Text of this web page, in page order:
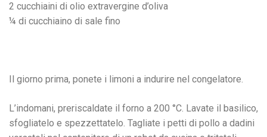
2 cucchiaini di olio extravergine d’oliva
¼ di cucchiaino di sale fino
Il giorno prima, ponete i limoni a indurire nel congelatore.
L’indomani, preriscaldate il forno a 200 °C. Lavate il basilico,
sfogliatelo e spezzettatelo. Tagliate i petti di pollo a dadini